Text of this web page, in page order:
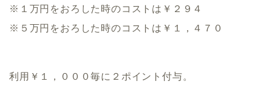
※１万円をおろした時のコストは￥２９４
※５万円をおろした時のコストは￥１，４７０
利用￥１，０００毎に２ポイント付与。